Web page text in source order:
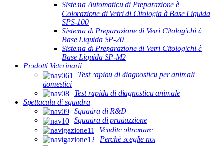
Sistema Automaticu di Preparazione è
Colorazione di Vetri di Citologia à Base Liquida
SPS-100
Sistema di Preparazione di Vetri Citologichi à
Base Liquida SP-20
Sistema di Preparazione di Vetri Citologichi à
Base Liquida SP-M2
Prodotti Veterinarii
Test rapidu di diagnosticu per animali
domestici
Test rapidu di diagnosticu animale
Spettaculu di squadra
Squadra di R&D
Squadra di pruduzzione
Vendite oltremare
Perchè sceglie noi